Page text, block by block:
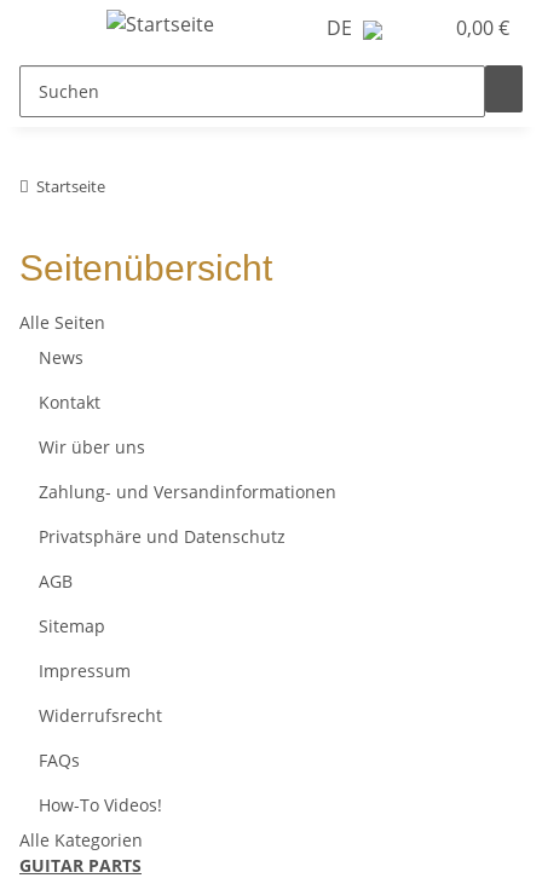
DE 0,00 €
Startseite
Seitenübersicht
Alle Seiten
News
Kontakt
Wir über uns
Zahlung- und Versandinformationen
Privatsphäre und Datenschutz
AGB
Sitemap
Impressum
Widerrufsrecht
FAQs
How-To Videos!
Alle Kategorien
GUITAR PARTS